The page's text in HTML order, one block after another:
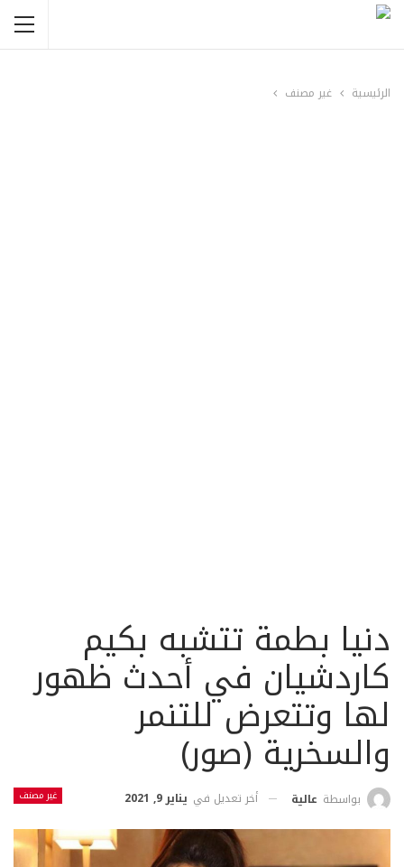
الرئيسية غير مصنف
دنيا بطمة تتشبه بكيم
كاردشيان في أحدث ظهور
لها وتتعرض للتنمر
والسخرية (صور)
غير مصنف بواسطة عالية أخر تعديل في يناير 9, 2021